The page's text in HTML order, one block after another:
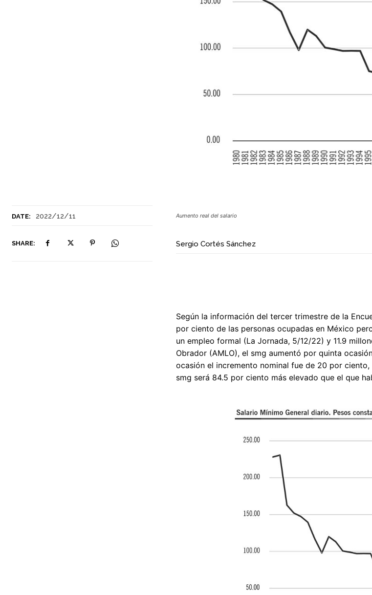
DATE: 2022/12/11
SHARE:
Aumento real del salario
Sergio Cortés Sánchez
Según la información del tercer trimestre de la
por ciento de las personas ocupadas en México
un empleo formal (La Jornada, 5/12/22) y 11.9
Obrador (AMLO), el smg aumentó por quinta
ocasión el incremento nominal fue de 20 por
smg será 84.5 por ciento más elevado que el que